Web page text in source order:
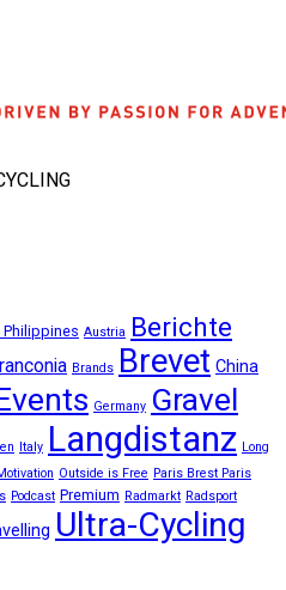
Austria Berichte
Brands Brevet China
Germany Gravel
Italy Langdistanz Long
Outside is Free Paris Brest Paris
Podcast Premium Radmarkt Radsport
Ultra-Cycling